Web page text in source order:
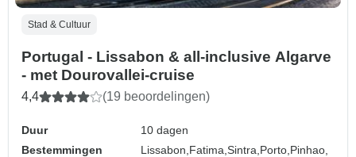
Stad & Cultuur
Portugal - Lissabon & all-inclusive Algarve
- met Dourovallei-cruise
4,4 (19 beoordelingen)
Duur
10 dagen
Bestemmingen
Lissabon,Fatima,Sintra,Porto,Pinhao,